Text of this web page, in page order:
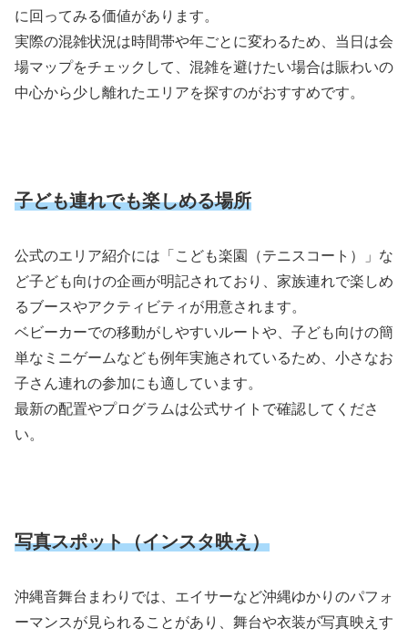
に回ってみる価値があります。
実際の混雑状況は時間帯や年ごとに変わるため、当日は会
場マップをチェックして、混雑を避けたい場合は賑わいの
中心から少し離れたエリアを探すのがおすすめです。
子ども連れでも楽しめる場所
公式のエリア紹介には「こども楽園（テニスコート）」な
ど子ども向けの企画が明記されており、家族連れで楽しめ
るブースやアクティビティが用意されます。
ベビーカーでの移動がしやすいルートや、子ども向けの簡
単なミニゲームなども例年実施されているため、小さなお
子さん連れの参加にも適しています。
最新の配置やプログラムは公式サイトで確認してくださ
い。
写真スポット（インスタ映え）
沖縄音舞台まわりでは、エイサーなど沖縄ゆかりのパフォ
ーマンスが見られることがあり、舞台や衣装が写真映えす